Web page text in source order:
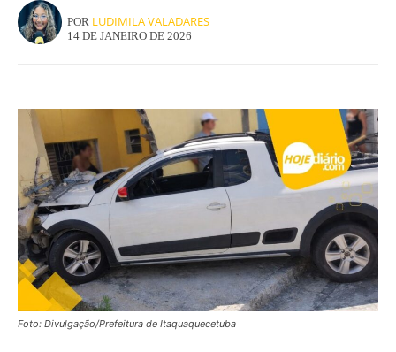
POR LUDIMILA VALADARES
14 DE JANEIRO DE 2026
Foto: Divulgação/Prefeitura de Itaquaquecetuba